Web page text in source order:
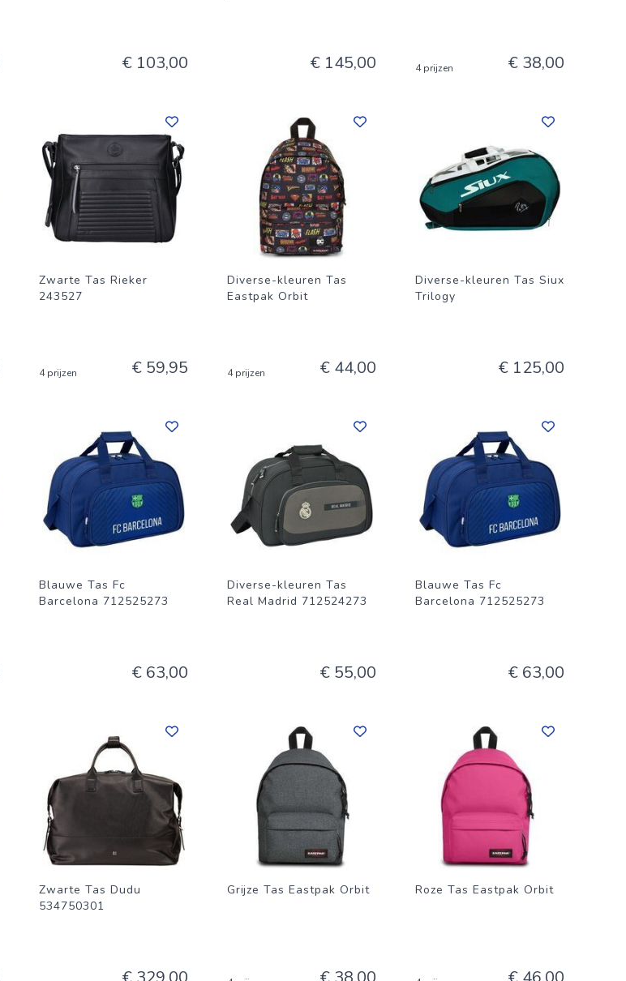
€ 103,00 € 145,00 4 prijzen € 38,00
Zwarte Tas Rieker
243527
4 prijzen € 59,95
Diverse-kleuren Tas
Eastpak Orbit
4 prijzen € 44,00
Diverse-kleuren Tas Siux
Trilogy
€ 125,00
Blauwe Tas Fc
Barcelona 712525273
€ 63,00
Diverse-kleuren Tas
Real Madrid 712524273
€ 55,00
Blauwe Tas Fc
Barcelona 712525273
€ 63,00
Zwarte Tas Dudu
534750301
Grijze Tas Eastpak Orbit Roze Tas Eastpak Orbit